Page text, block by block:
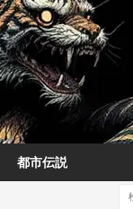
都市伝説